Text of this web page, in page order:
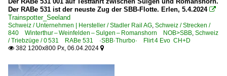
Kroatien
Personenwagen
Schnellzug-Wagen ee-Wagen UIC-Y
Der RABe 531 ist der neuste Zug der SBB-Flotte. Erlen, 5.4.2024 
Trainspotter_Seeland
Schweiz / Unternehmen | Hersteller / Stadler Rail AG, Schweiz / Strecken /
840 Winterthur – Weinfelden – Sulgen – Romanshorn NOB>SBB, Schweiz
/ Triebzüge / 0 531 RABe 531 ·SBB·Thurbo· Flirt 4 Evo CH+D
 382 1200x800 Px, 06.04.2024 